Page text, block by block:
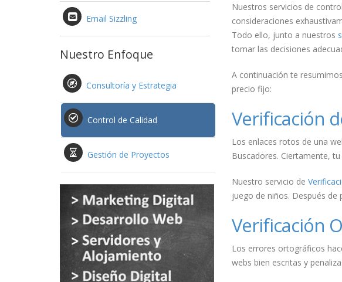
Email Sizzling
Nuestro Enfoque
Consultoría y Estrategia
Control de Calidad
Gestión de Proyectos
Nuestros servicios de
consideraciones
Todo ello, junto a nuestros
tomar las decisiones
A continuación te
precio fijo:
Verificación
Los enlaces rotos de una
Buscadores. Ciertamente,
Nuestro servicio de
juego de niños. Después
Verificación
Los errores ortográficos
webs bien escritas y